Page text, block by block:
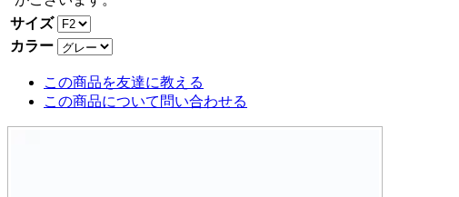
サイズ
カラー
この商品を友達に教える
この商品について問い合わせる